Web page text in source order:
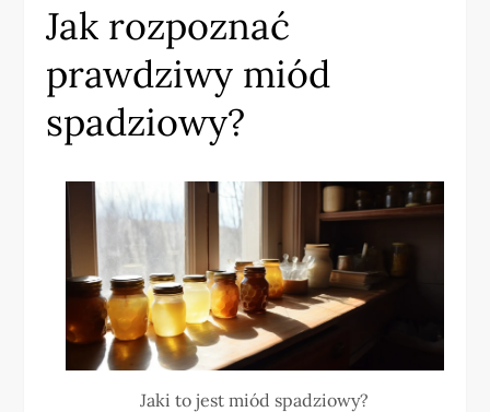
Jak rozpoznać
prawdziwy miód
spadziowy?
Jaki to jest miód spadziowy?